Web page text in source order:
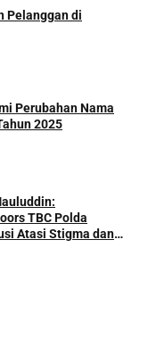
Pelanggan di
Perubahan Nama
2025
TBC Polda
Atasi Stigma dan